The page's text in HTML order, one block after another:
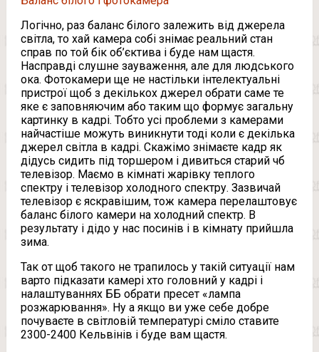
Логічно, раз баланс білого залежить від джерела
світла, то хай камера собі знімає реальний стан
справ по той бік об’єктива і буде нам щастя.
Насправді слушне зауваження, але для людського
ока. Фотокамери ще не настільки інтелектуальні
пристрої щоб з декількох джерел обрати саме те
яке є заповняючим або таким що формує загальну
картинку в кадрі. Тобто усі проблеми з камерами
найчастіше можуть виникнути тоді коли є декілька
джерел світла в кадрі. Скажімо знімаєте кадр як
дідусь сидить під торшером і дивиться старий чб
телевізор. Маємо в кімнаті жарівку теплого
спектру і телевізор холодного спектру. Зазвичай
телевізор є яскравішим, тож камера перелаштовує
баланс білого камери на холодний спектр. В
результату і дідо у нас посинів і в кімнату прийшла
зима.
Так от щоб такого не трапилось у такій ситуації нам
варто підказати камері хто головний у кадрі і
налаштуваннях ББ обрати пресет «лампа
розжарювання». Ну а якщо ви уже себе добре
почуваєте в світловій температурі сміло ставите
2300-2400 Кельвінів і буде вам щастя.